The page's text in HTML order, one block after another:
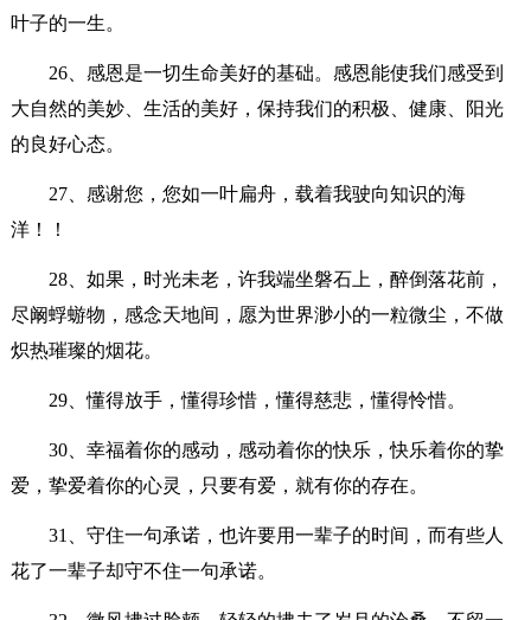
叶子的一生。
26、感恩是一切生命美好的基础。感恩能使我们感受到
大自然的美妙、生活的美好，保持我们的积极、健康、阳光
的良好心态。
27、感谢您，您如一叶扁舟，载着我驶向知识的海
洋！！
28、如果，时光未老，许我端坐磐石上，醉倒落花前，
尽阚蜉蝣物，感念天地间，愿为世界渺小的一粒微尘，不做
炽热璀璨的烟花。
29、懂得放手，懂得珍惜，懂得慈悲，懂得怜惜。
30、幸福着你的感动，感动着你的快乐，快乐着你的挚
爱，挚爱着你的心灵，只要有爱，就有你的存在。
31、守住一句承诺，也许要用一辈子的时间，而有些人
花了一辈子却守不住一句承诺。